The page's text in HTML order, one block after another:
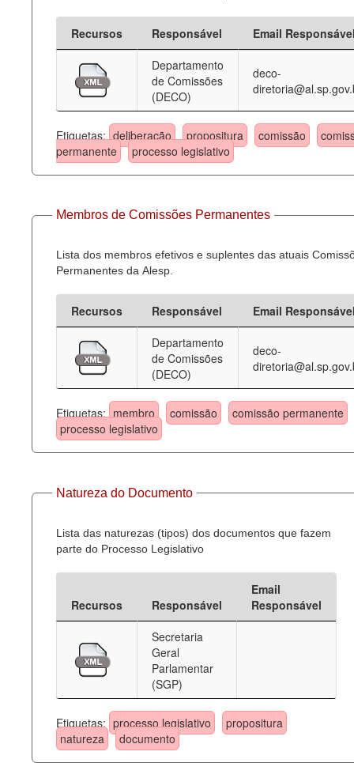
Recursos Responsável
Email
Departamento
de Comissões
(DECO)
deco-
Etiquetas: deliberação propositura comissão
permanente
processo legislativo
Membros de Comissões Permanentes
Lista dos membros efetivos e suplentes das atuais
Permanentes da Alesp.
Recursos Responsável
Email
Departamento
de Comissões
(DECO)
deco-
Etiquetas: membro comissão
comissão permanente
processo legislativo
Natureza do Documento
Lista das naturezas (tipos) dos documentos que fazem
parte do Processo Legislativo
Recursos Responsável
Email
Responsável
Secretaria
Geral
Parlamentar
(SGP)
Etiquetas: processo legislativo
propositura
natureza
documento